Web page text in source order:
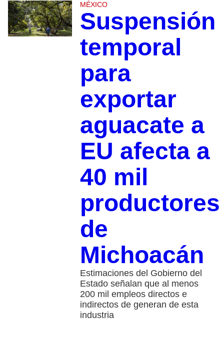
MÉXICO
Suspensión
temporal
para
exportar
aguacate a
EU afecta a
40 mil
productores
de
Michoacán
Estimaciones del Gobierno del
Estado señalan que al menos
200 mil empleos directos e
indirectos de generan de esta
industria